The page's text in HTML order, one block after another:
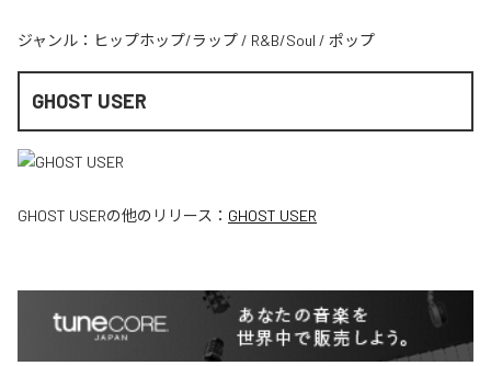
ジャンル： ヒップホップ/ラップ / R&B/Soul / ポップ
GHOST USER
GHOST USERの他のリリース： GHOST USER